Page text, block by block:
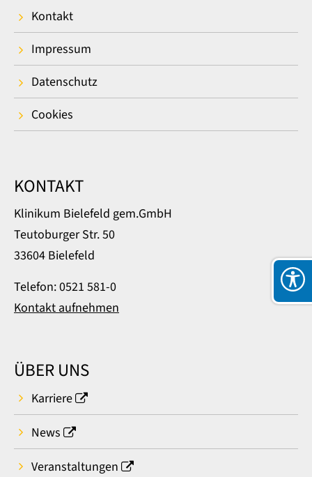
Kontakt
Impressum
Datenschutz
Cookies
KONTAKT
Klinikum Bielefeld gem.GmbH
Teutoburger Str. 50
33604 Bielefeld
Telefon: 0521 581-0
Kontakt aufnehmen
ÜBER UNS
Karriere
News
Veranstaltungen